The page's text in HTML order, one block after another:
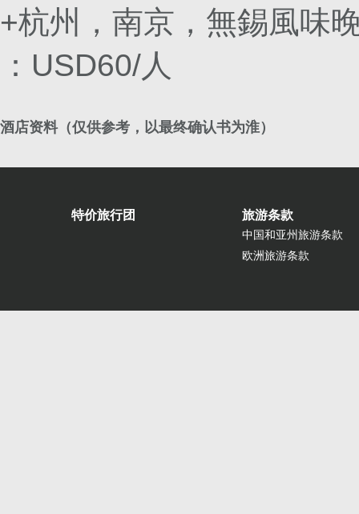
+杭州，南京，無錫風味
：USD60/人
酒店资料（仅供参考，以最终确认书为淮）
特价旅行团 旅游条款
中国和亚州旅游条款
欧洲旅游条款